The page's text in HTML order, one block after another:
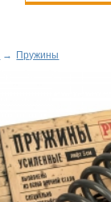
→ Пружины